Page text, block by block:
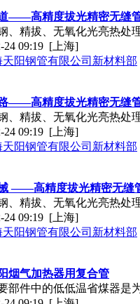
——高精度拔光精密无缝
、精拔、无氧化光亮热处
24 09:19 [上海]
天阳钢管有限公司新材料部
——高精度拔光精密无缝
、精拔、无氧化光亮热处
24 09:19 [上海]
天阳钢管有限公司新材料部
——高精度拔光精密无缝
、精拔、无氧化光亮热处
24 09:19 [上海]
天阳钢管有限公司新材料部
烟气加热器用复合管
部件中的低低温省煤器是